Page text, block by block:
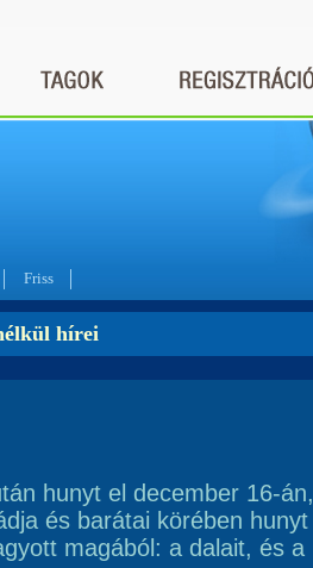
Friss
hírei
hunyt el december 16-án,
és barátai körében hunyt
magából: a dalait, és a